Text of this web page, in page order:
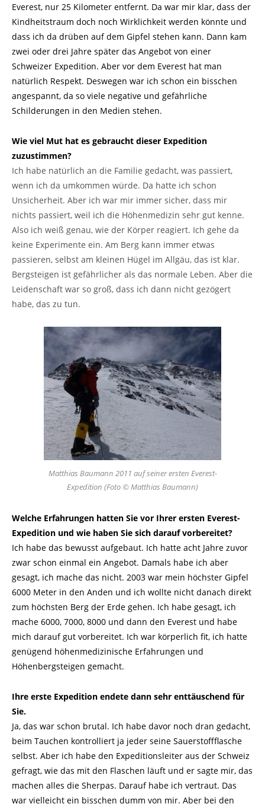
Everest, nur 25 Kilometer entfernt. Da war mir klar, dass der
Kindheitstraum doch noch Wirklichkeit werden könnte und
dass ich da drüben auf dem Gipfel stehen kann. Dann kam
zwei oder drei Jahre später das Angebot von einer
Schweizer Expedition. Aber vor dem Everest hat man
natürlich Respekt. Deswegen war ich schon ein bisschen
angespannt, da so viele negative und gefährliche
Schilderungen in den Medien stehen.
Wie viel Mut hat es gebraucht dieser Expedition
zuzustimmen?
Ich habe natürlich an die Familie gedacht, was passiert,
wenn ich da umkommen würde. Da hatte ich schon
Unsicherheit. Aber ich war mir immer sicher, dass mir
nichts passiert, weil ich die Höhenmedizin sehr gut kenne.
Also ich weiß genau, wie der Körper reagiert. Ich gehe da
keine Experimente ein. Am Berg kann immer etwas
passieren, selbst am kleinen Hügel im Allgäu, das ist klar.
Bergsteigen ist gefährlicher als das normale Leben. Aber die
Leidenschaft war so groß, dass ich dann nicht gezögert
habe, das zu tun.
Matthias Baumann 2011 auf seiner ersten Everest-
Expedition (Foto © Matthias Baumann)
Welche Erfahrungen hatten Sie vor Ihrer ersten Everest-
Expedition und wie haben Sie sich darauf vorbereitet?
Ich habe das bewusst aufgebaut. Ich hatte acht Jahre zuvor
zwar schon einmal ein Angebot. Damals habe ich aber
gesagt, ich mache das nicht. 2003 war mein höchster Gipfel
6000 Meter in den Anden und ich wollte nicht danach direkt
zum höchsten Berg der Erde gehen. Ich habe gesagt, ich
mache 6000, 7000, 8000 und dann den Everest und habe
mich darauf gut vorbereitet. Ich war körperlich fit, ich hatte
genügend höhenmedizinische Erfahrungen und
Höhenbergsteigen gemacht.
Ihre erste Expedition endete dann sehr enttäuschend für
Sie.
Ja, das war schon brutal. Ich habe davor noch dran gedacht,
beim Tauchen kontrolliert ja jeder seine Sauerstoffflasche
selbst. Aber ich habe den Expeditionsleiter aus der Schweiz
gefragt, wie das mit den Flaschen läuft und er sagte mir, das
machen alles die Sherpas. Darauf habe ich vertraut. Das
war vielleicht ein bisschen dumm von mir. Aber bei den